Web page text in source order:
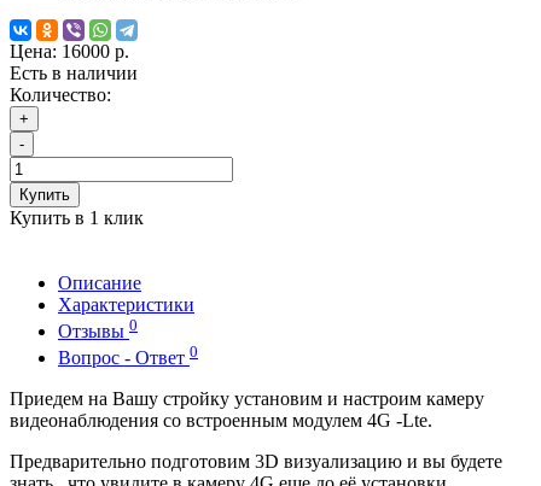
Цена: 16000 р.
Есть в наличии
Количество:
+
-
Купить
Купить в 1 клик
Описание
Характеристики
Отзывы 0
Вопрос - Ответ 0
Приедем на Вашу стройку установим и настроим камеру
видеонаблюдения со встроенным модулем 4G -Lte.
Предварительно подготовим 3D визуализацию и вы будете